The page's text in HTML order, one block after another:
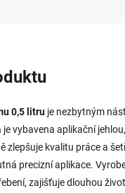
0,5 litru je nezbytným
vybavena aplikační
zlepšuje kvalitu práce a
precizní aplikace.
zajišťuje dlouhou